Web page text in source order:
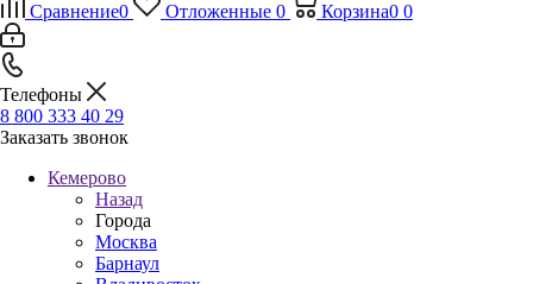
Сравнение0 Отложенные 0 Корзина0 0
Телефоны
8 800 333 40 29
Заказать звонок
Кемерово
Назад
Города
Москва
Барнаул